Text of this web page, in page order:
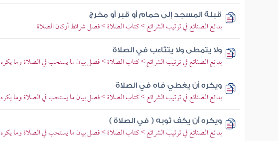
قبلة المسجد إلى حمام أو قبر أو مخرج
بدائع الصنائع في ترتيب الشرائع > كتاب الصلاة > فصل شرائط أركان الصلاة
ولا يتمطى ولا يتثاءب في الصلاة
بدائع الصنائع في ترتيب الشرائع > كتاب الصلاة > فصل بيان ما يستحب في الصلاة وما يكره
ويكره أن يغطي فاه في الصلاة
بدائع الصنائع في ترتيب الشرائع > كتاب الصلاة > فصل بيان ما يستحب في الصلاة وما يكره
ويكره أن يكف ثوبه ( في الصلاة )
بدائع الصنائع في ترتيب الشرائع > كتاب الصلاة > فصل بيان ما يستحب في الصلاة وما يكره